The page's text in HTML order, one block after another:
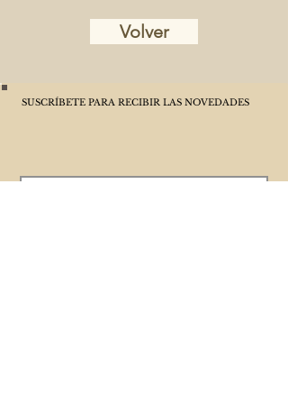
Volver
SUSCRÍBETE PARA RECIBIR LAS NOVEDADES